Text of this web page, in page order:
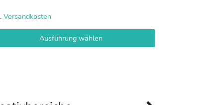
Versandkosten
Ausführung wählen